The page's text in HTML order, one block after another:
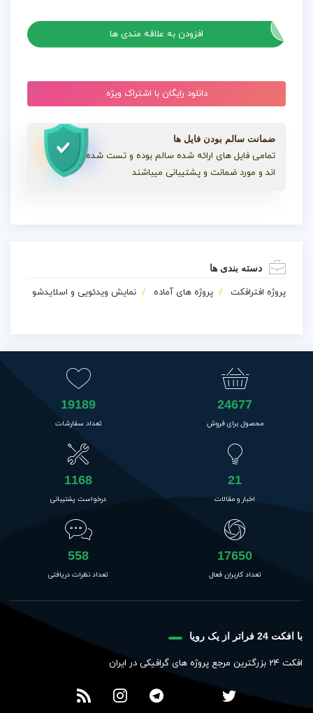
افزودن به علاقه مندی ها
دانلود رایگان با اشتراک ویژه
ضمانت سالم بودن فایل ها
تمامی فایل های ارائه شده سالم بوده و تست شده
اند و مورد ضمانت و پشتیبانی میباشند
دسته بندی ها
پروژه افترافکت پروژه های آماده نمایش ویدئویی و اسلایدشو
24677
محصول برای فروش
19189
تعداد سفارشات
21
اخبار و مقالات
1168
درخواست پشتیبانی
17650
تعداد کاربران فعال
558
تعداد نظرات دریافتی
با افکت 24 فراتر از یک رویا
افکت 24 بزرگترین مرجع پروژه های گرافیکی در ایران